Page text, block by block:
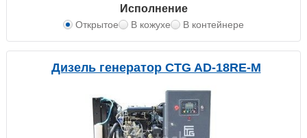
Исполнение
Открытое В кожухе В контейнере
Дизель генератор CTG AD-18RE-M